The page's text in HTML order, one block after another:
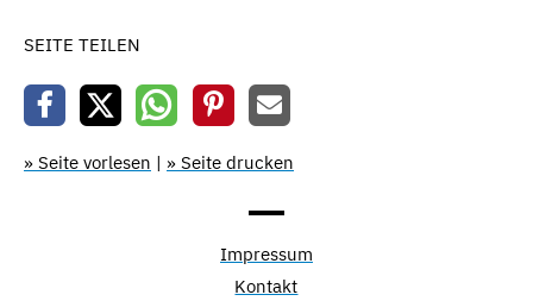
SEITE TEILEN
» Seite vorlesen | » Seite drucken
Impressum
Kontakt